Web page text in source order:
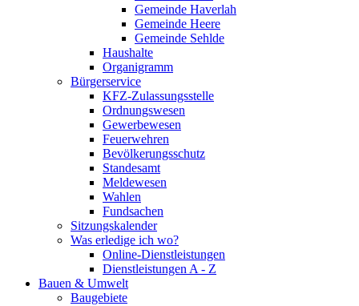
Gemeinde Haverlah
Gemeinde Heere
Gemeinde Sehlde
Haushalte
Organigramm
Bürgerservice
KFZ-Zulassungsstelle
Ordnungswesen
Gewerbewesen
Feuerwehren
Bevölkerungsschutz
Standesamt
Meldewesen
Wahlen
Fundsachen
Sitzungskalender
Was erledige ich wo?
Online-Dienstleistungen
Dienstleistungen A - Z
Bauen & Umwelt
Baugebiete